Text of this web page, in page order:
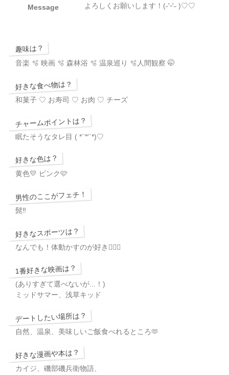
Message よろしくお願いします！(˶'ᵕ'˶ )‪︎♡♡
趣味は？
音楽 🫧 映画 🫧 森林浴 🫧 温泉巡り 🫧人間観察 🤭
好きな食べ物は？
和菓子 ♡ お寿司 ♡ お肉 ♡ チーズ
チャームポイントは？
眠たそうなタレ目 (​ *´꒳`*​)♡
好きな色は？
黄色💛 ピンク🩷
男性のここがフェチ！
髭‼️
好きなスポーツは？
なんでも！体動かすのが好き🏃‍♂️✨
1番好きな映画は？
(ありすぎて選べないが...！)
ミッドサマー、浅草キッド
デートしたい場所は？
自然、温泉、美味しいご飯食べれるところ🫶
好きな漫画や本は？
カイジ、磯部磯兵衛物語、